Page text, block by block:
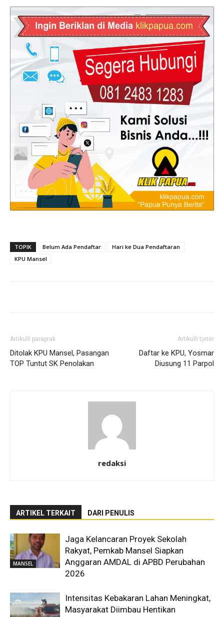
TOPIK Belum Ada Pendaftar
Hari ke Dua Pendaftaran
KPU Mansel
Artikulli paraprak
Ditolak KPU Mansel, Pasangan
TOP Tuntut SK Penolakan
Artikulli tjetër
Daftar ke KPU, Yosmar
Diusung 11 Parpol
redaksi
ARTIKEL TERKAIT DARI PENULIS
MANSEL
Jaga Kelancaran Proyek Sekolah
Rakyat, Pemkab Mansel Siapkan
Anggaran AMDAL di APBD Perubahan
2026
Intensitas Kebakaran Lahan Meningkat,
Masyarakat Diimbau Hentikan